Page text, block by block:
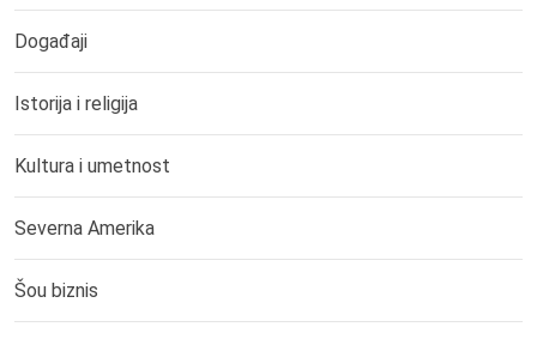
Događaji
Istorija i religija
Kultura i umetnost
Severna Amerika
Šou biznis